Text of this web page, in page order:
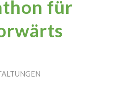
für